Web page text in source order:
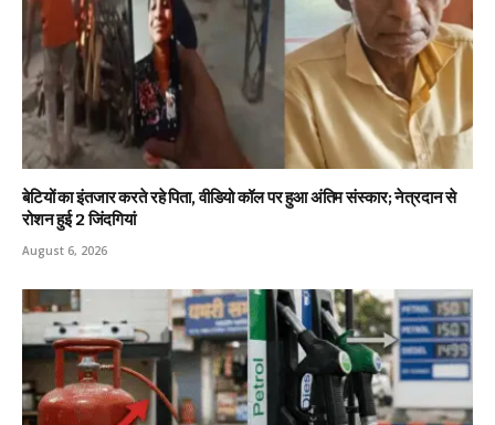
बेटियों का इंतजार करते रहे पिता, वीडियो कॉल पर हुआ अंतिम संस्कार; नेत्रदान से
रोशन हुई 2 जिंदगियां
August 6, 2026